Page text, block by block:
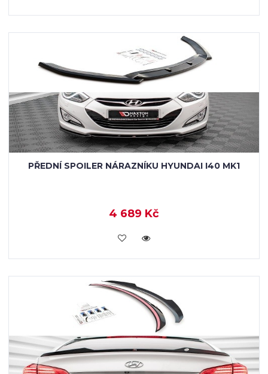
PŘEDNÍ SPOILER NÁRAZNÍKU HYUNDAI I40 MK1
4 689 Kč
KOUPIT